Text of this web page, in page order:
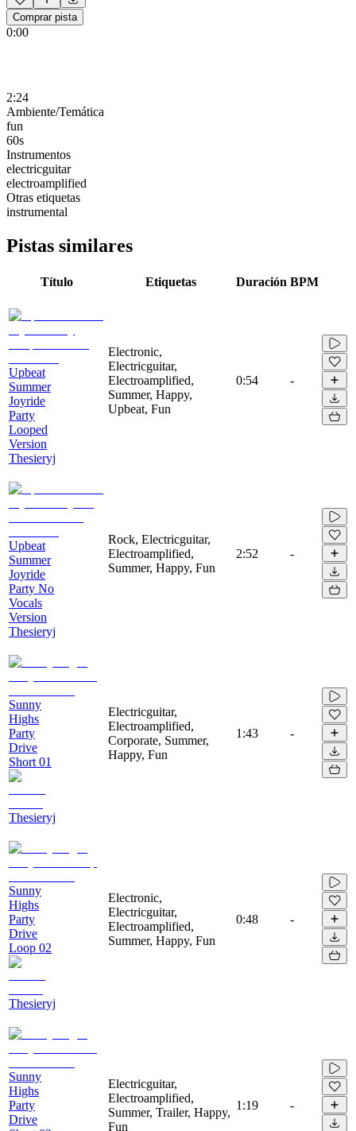
Comprar pista
0:00
2:24
Ambiente/Temática
fun
60s
Instrumentos
electricguitar
electroamplified
Otras etiquetas
instrumental
Pistas similares
Título Etiquetas Duración BPM
Upbeat
Summer
Joyride
Party
Looped
Version
Thesieryj
Electronic,
Electricguitar,
Electroamplified,
Summer, Happy,
Upbeat, Fun
0:54 -
Upbeat
Summer
Joyride
Party No
Vocals
Version
Thesieryj
Rock, Electricguitar,
Electroamplified,
Summer, Happy, Fun
2:52 -
Sunny
Highs
Party
Drive
Short 01
Thesieryj
Electricguitar,
Electroamplified,
Corporate, Summer,
Happy, Fun
1:43 -
Sunny
Highs
Party
Drive
Loop 02
Thesieryj
Electronic,
Electricguitar,
Electroamplified,
Summer, Happy, Fun
0:48 -
Sunny
Highs
Party
Drive
Electricguitar,
Electroamplified,
Summer, Trailer, Happy,
Fun
1:19 -